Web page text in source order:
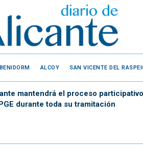
BENIDORM ALCOY SAN VICENTE DEL
mantendrá el proceso participativo
durante toda su tramitación